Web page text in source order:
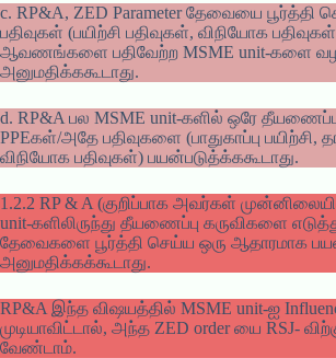
c. RP&A, ZED Parameter தேவையை பூர்த்தி
பதிவுகள் (பயிற்சி பதிவுகள், விநியோக
ஆவணங்களை பதிவேற்ற MSME unit-களை
அனுமதிக்ககூடாது.
d. RP&A பல MSME unit-களில் ஒரே
PPEகள்/அதே பதிவுகளை (பாதுகாப்பு பயிற்சி,
விநியோக பதிவுகள்) பயன்படுத்க்ககூடாது.
1.2.2 RP & A (குறிப்பாக அவர்கள்
unit-களிலிருந்து தீயணைப்பு கருவிகளை
தேவைகளை பூர்த்தி செய்ய ஒரு ஆதாரமாக
அனுமதிக்கக்கூடாது.
RP&A இந்த விஷயத்தில் MSME unit-ஐ
முடியாவிட்டால், அந்த ZED order யை RSJ-
வேண்டாம்.